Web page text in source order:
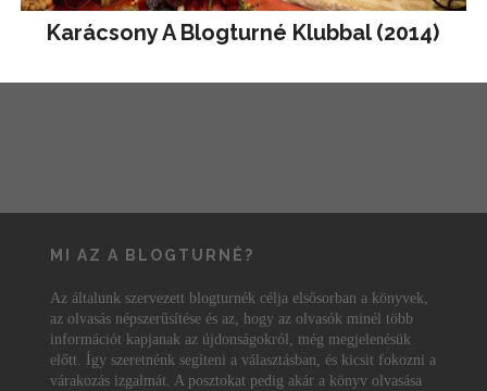
Karácsony A Blogturné Klubbal (2014)
MI AZ A BLOGTURNÉ?
Az általunk szervezett blogturnék célja elsősorban a könyvek,
az olvasás népszerűsítése és az, hogy az olvasók minél több
információt kapjanak az újdonságokról, még megjelenésük
előtt. Így szeretnénk segíteni a választásban, és kicsit fokozni a
várakozás izgalmát. A posztokat pedig akár a könyv olvasása